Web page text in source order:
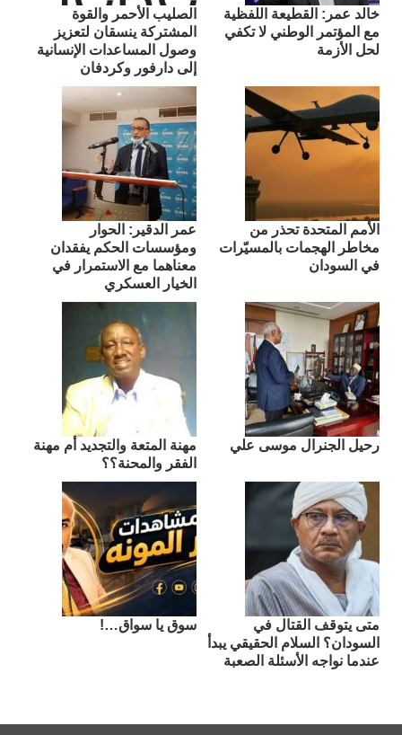
​خالد عمر: القطيعة اللفظية
مع المؤتمر الوطني لا تكفي
لحل الأزمة
الصليب الأحمر والقوة
المشتركة ينسقان لتعزيز
وصول المساعدات الإنسانية
إلى دارفور وكردفان
الأمم المتحدة تحذر من
مخاطر الهجمات بالمسيّرات
في السودان
عمر الدقير: الحوار
ومؤسسات الحكم يفقدان
معناهما مع الاستمرار في
الخيار العسكري
رحيل الجنرال موسى علي
مهنة المتعة والتجديد أم مهنة
الفقر والمحنة؟؟
متى يتوقف القتال في
السودان؟ السلام الحقيقي يبدأ
عندما نواجه الأسئلة الصعبة
سوق يا سواق…!